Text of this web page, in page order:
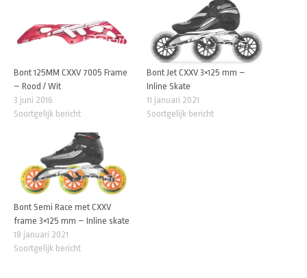
Bont 125MM CXXV 7005 Frame
– Rood / Wit
3 juni 2016
Soortgelijk bericht
Bont Jet CXXV 3×125 mm –
Inline Skate
11 januari 2021
Soortgelijk bericht
Bont Semi Race met CXXV
frame 3×125 mm – Inline skate
18 januari 2021
Soortgelijk bericht